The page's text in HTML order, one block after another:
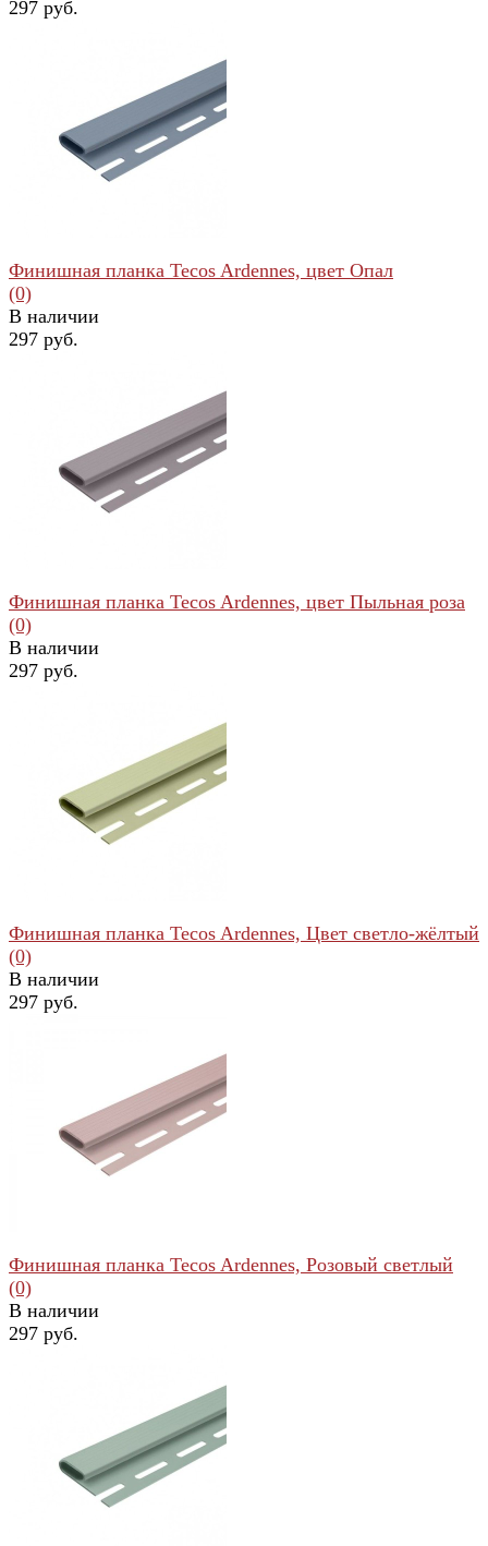
избранное сравнить
297 руб.
избранное сравнить
Финишная планка Tecos Ardennes, цвет Опал
(0)
В наличии
297 руб.
избранное сравнить
Финишная планка Tecos Ardennes, цвет Пыльная роза
(0)
В наличии
297 руб.
избранное сравнить
Финишная планка Tecos Ardennes, Цвет светло-жёлтый
(0)
В наличии
297 руб.
избранное сравнить
Финишная планка Tecos Ardennes, Розовый светлый
(0)
В наличии
297 руб.